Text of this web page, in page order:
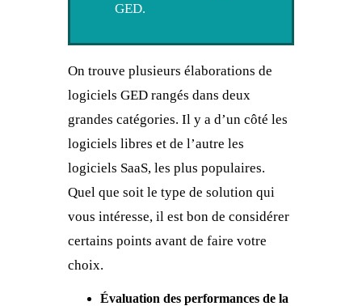
GED.
On trouve plusieurs élaborations de
logiciels GED rangés dans deux
grandes catégories. Il y a d’un côté les
logiciels libres et de l’autre les
logiciels SaaS, les plus populaires.
Quel que soit le type de solution qui
vous intéresse, il est bon de considérer
certains points avant de faire votre
choix.
Évaluation des performances de la